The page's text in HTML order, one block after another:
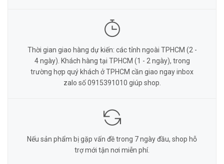
Thời gian giao hàng dự kiến: các tỉnh ngoài TPHCM (2 -
4 ngày). Khách hàng tại TPHCM (1 - 2 ngày), trong
trường hợp quý khách ở TPHCM cần giao ngay inbox
zalo số 0915391010 giúp shop.
Nếu sản phẩm bị gặp vấn đề trong 7 ngày đầu, shop hỗ
trợ mới tận nơi miễn phí.